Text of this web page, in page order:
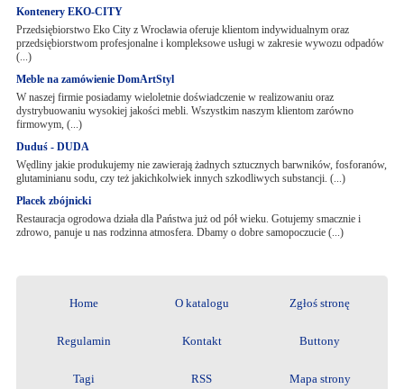
Kontenery EKO-CITY
Przedsiębiorstwo Eko City z Wrocławia oferuje klientom indywidualnym oraz
przedsiębiorstwom profesjonalne i kompleksowe usługi w zakresie wywozu odpadów
(...)
Meble na zamówienie DomArtStyl
W naszej firmie posiadamy wieloletnie doświadczenie w realizowaniu oraz
dystrybuowaniu wysokiej jakości mebli. Wszystkim naszym klientom zarówno
firmowym, (...)
Duduś - DUDA
Wędliny jakie produkujemy nie zawierają żadnych sztucznych barwników, fosforanów,
glutaminianu sodu, czy też jakichkolwiek innych szkodliwych substancji. (...)
Placek zbójnicki
Restauracja ogrodowa działa dla Państwa już od pół wieku. Gotujemy smacznie i
zdrowo, panuje u nas rodzinna atmosfera. Dbamy o dobre samopoczucie (...)
Home O katalogu Zgłoś stronę
Regulamin Kontakt Buttony
Tagi RSS Mapa strony